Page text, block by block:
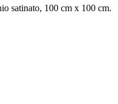
satinato, 100 cm x 100 cm.